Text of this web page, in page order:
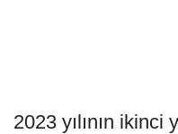
2023 yılının ikinci